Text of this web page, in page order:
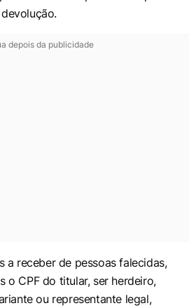
depois da publicidade
a receber de pessoas falecidas,
o CPF do titular, ser herdeiro,
ou representante legal,